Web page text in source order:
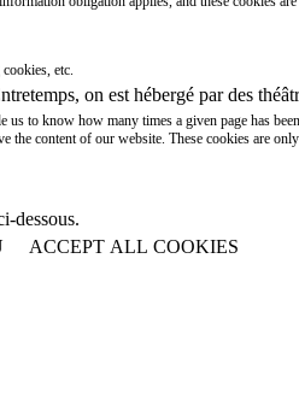
on est hébergé par des
dessous.
etc.
us to know how many times a given page has
the content of our website. These cookies are
ACCEPT ALL COOKIES